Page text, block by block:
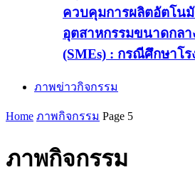
ควบคุมการผลิตอัตโน
อุตสาหกรรมขนาดกล
(SMEs) : กรณีศึกษาโ
ภาพข่าวกิจกรรม
Home ภาพกิจกรรม Page 5
ภาพกิจกรรม